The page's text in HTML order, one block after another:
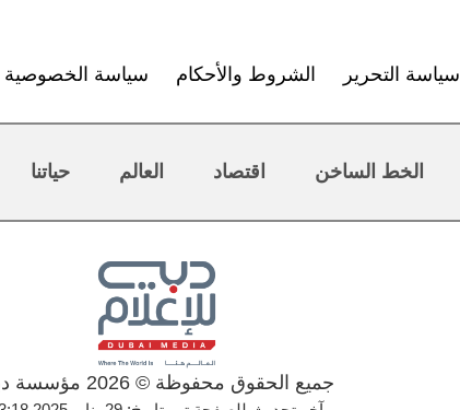
سياسة التحرير الشروط والأحكام سياسة الخصوصية
الخط الساخن اقتصاد العالم حياتنا
جميع الحقوق محفوظة © 2026 مؤسسة دبي